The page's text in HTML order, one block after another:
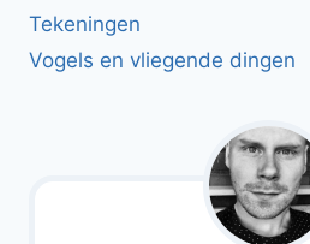
Tekeningen
Vogels en vliegende dingen